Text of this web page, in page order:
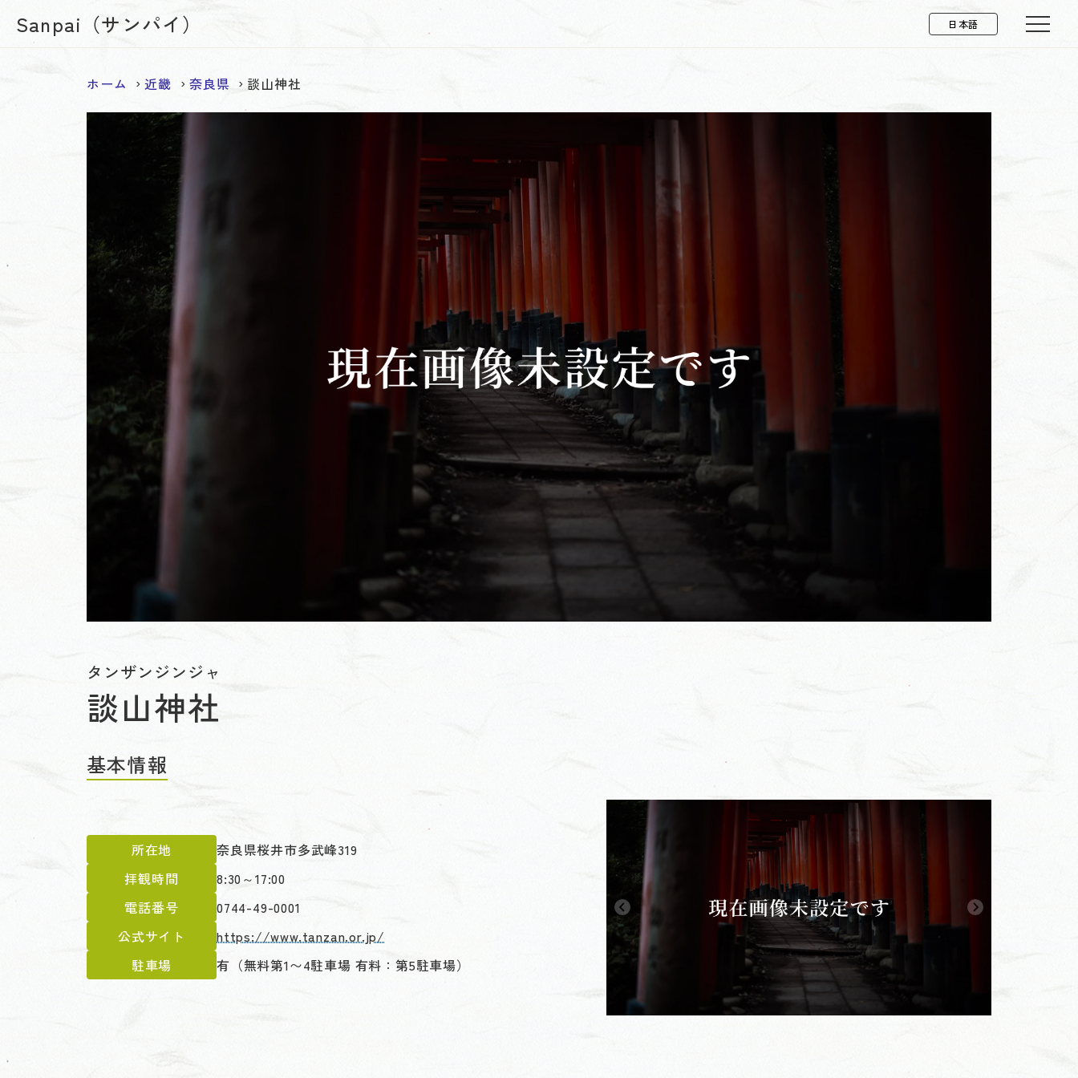
Sanpai（サンパイ）
ホーム 近畿 奈良県 談山神社
タンザンジンジャ
談山神社
基本情報
所在地
奈良県桜井市多武峰319
拝観時間
8:30～17:00
電話番号
0744-49-0001
公式サイト
https://www.tanzan.or.jp/
駐車場
有（無料第1〜4駐車場 有料：第5駐車場）